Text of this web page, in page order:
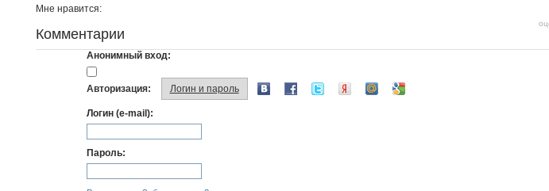
Мне нравится:
Комментарии
Анонимный вход:
Авторизация: Логин и пароль
Логин (e-mail):
Пароль: